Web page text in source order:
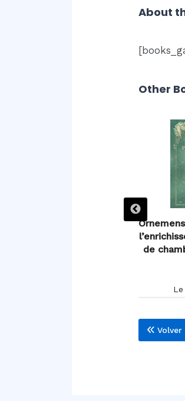
About
Other
Plusieurs deseings d’Autelz
de
Volver